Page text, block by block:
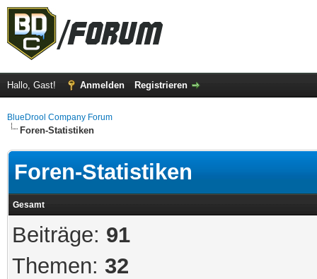
Hallo, Gast! Anmelden Registrieren
BlueDrool Company Forum
Foren-Statistiken
Foren-Statistiken
Gesamt
Beiträge: 91
Themen: 32